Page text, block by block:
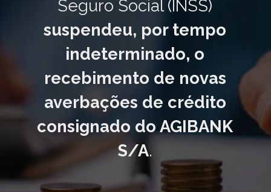
Seguro Social (INSS)
suspendeu, por tempo
indeterminado, o
recebimento de novas
averbações de crédito
consignado do AGIBANK
S/A.